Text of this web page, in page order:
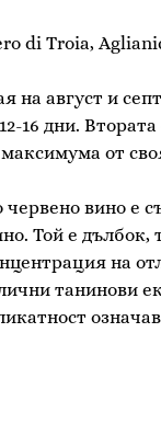
di Troia,
на август и
16 дни.
от
вино е
Той е дълбок,
на
танинови